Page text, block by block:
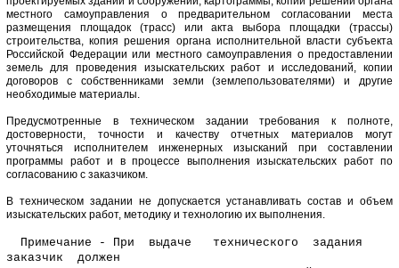
местного самоуправления о предварительном согласовании места
размещения площадок (трасс) или акта выбора площадки (трассы)
строительства, копия решения органа исполнительной власти субъекта
Российской Федерации или местного самоуправления о предоставлении
земель для проведения изыскательских работ и исследований, копии
договоров с собственниками земли (землепользователями) и другие
необходимые материалы.
Предусмотренные в техническом задании требования к полноте,
достоверности, точности и качеству отчетных материалов могут
уточняться исполнителем инженерных изысканий при составлении
программы работ и в процессе выполнения изыскательских работ по
согласованию с заказчиком.
В техническом задании не допускается устанавливать состав и объем
изыскательских работ, методику и технологию их выполнения.
Примечание - При выдаче технического задания
заказчик должен